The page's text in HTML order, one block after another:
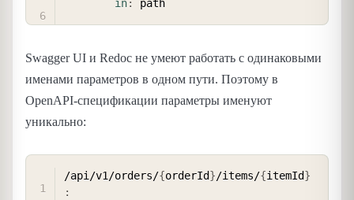
in:
Swagger UI и Redoc не умеют работать с одинаковыми
именами параметров в одном пути. Поэтому в
OpenAPI-спецификации параметры именуют
уникально:
/api/v1/orders/{orderId}/items/{itemId}
:
COPY